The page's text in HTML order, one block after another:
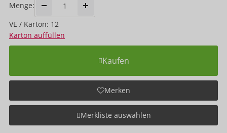
Menge:
VE / Karton: 12
Karton auffüllen
Kaufen
Merken
Merkliste auswählen